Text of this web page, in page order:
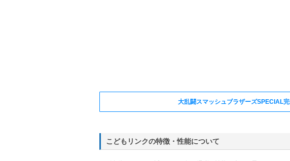
大乱闘スマッシュブラザーズSPECIAL
こどもリンクの特徴・性能について